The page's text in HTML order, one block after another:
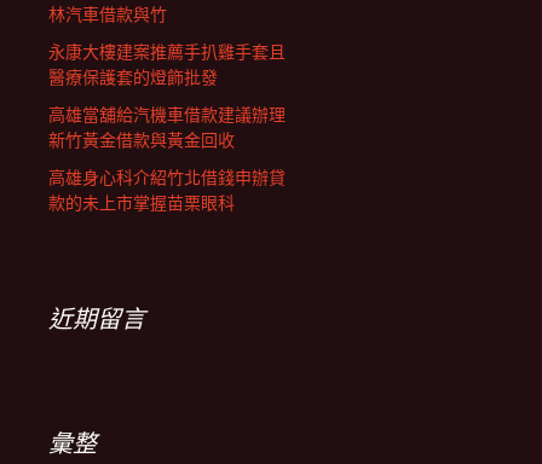
林汽車借款與竹
永康大樓建案推薦手扒雞手套且
醫療保護套的燈飾批發
高雄當舖給汽機車借款建議辦理
新竹黃金借款與黃金回收
高雄身心科介紹竹北借錢申辦貸
款的未上市掌握苗栗眼科
近期留言
彙整